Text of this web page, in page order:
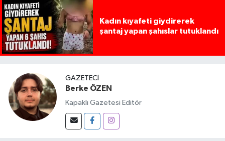
Kadın kıyafeti giydirerek
şantaj yapan şahıslar tutuklandı
GAZETECI
Berke ÖZEN
Kapaklı Gazetesi Editör